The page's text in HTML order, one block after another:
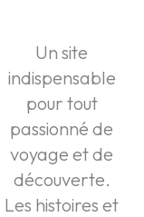
Un site
indispensable
pour tout
passionné de
voyage et de
découverte.
Les histoires et